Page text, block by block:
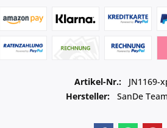
Artikel-Nr.:
JN1169-
Hersteller:
SanDe